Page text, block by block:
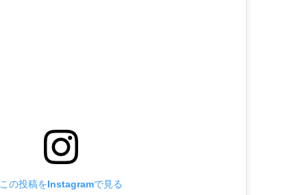
この投稿をInstagramで見る